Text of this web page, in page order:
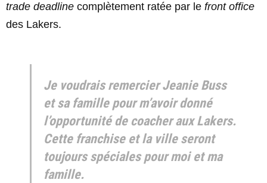
trade deadline complètement ratée par le front office
des Lakers.
Je voudrais remercier Jeanie Buss
et sa famille pour m’avoir donné
l’opportunité de coacher aux Lakers.
Cette franchise et la ville seront
toujours spéciales pour moi et ma
famille.